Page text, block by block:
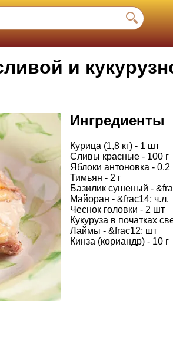
и
Ингредиенты
Курица (1,8 кг) - 1 шт
Сливы красные - 100 г
Яблоки антоновка - 0.2
Тимьян - 2 г
Базилик сушеный -
Майоран - &frac14; ч.л.
Чеснок головки - 2 шт
Кукуруза в початках
Лаймы - &frac12; шт
Кинза (кориандр) - 10 г